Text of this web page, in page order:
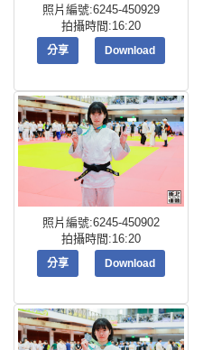
照片編號:6245-450929
拍攝時間:16:20
分享 Download
照片編號:6245-450902
拍攝時間:16:20
分享 Download